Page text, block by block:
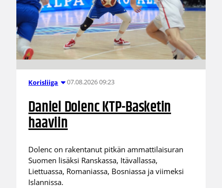
Korisliiga 07.08.2026 09:23
Daniel Dolenc KTP-Basketin
haaviin
Dolenc on rakentanut pitkän ammattilaisuran
Suomen lisäksi Ranskassa, Itävallassa,
Liettuassa, Romaniassa, Bosniassa ja viimeksi
Islannissa.